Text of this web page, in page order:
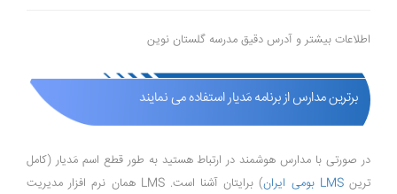
اطلاعات بیشتر و آدرس دقیق مدرسه گلستان نوین
برترین مدارس از برنامه مَدیار استفاده می نمایند
در صورتی با مدارس هوشمند در ارتباط هستید به طور قطع اسم مَدیار (کامل
ترینLMS بومی ایران
) برایتان آشنا است. LMS همان نرم افزار مدیریت